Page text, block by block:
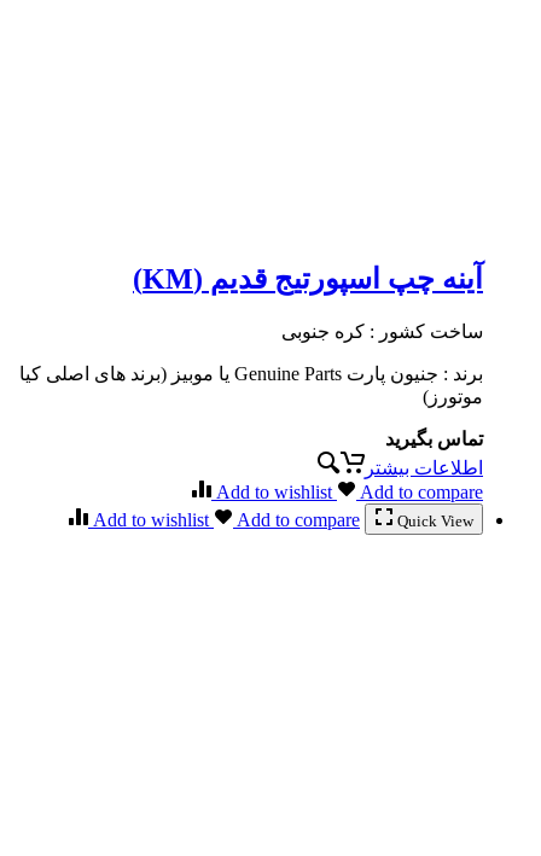
آینه چپ اسپورتیج قدیم (KM)
ساخت کشور : کره جنوبی
برند : جنیون پارت Genuine Parts یا موبیز (برند های اصلی کیا
موتورز)
تماس بگیرید
اطلاعات بیشتر
Add to wishlist
Add to compare
Quick View
Add to wishlist Add to compare